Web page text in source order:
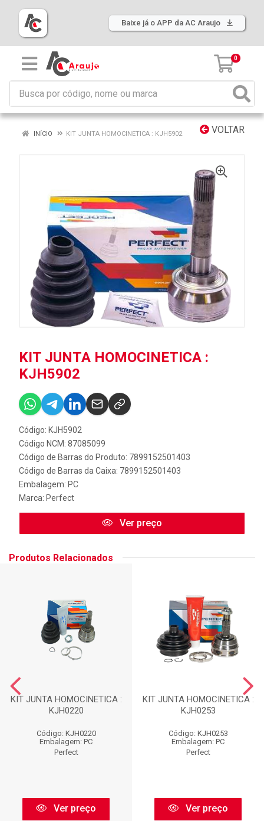
Baixe já o APP da AC Araujo
0
VOLTAR
INÍCIO KIT JUNTA HOMOCINETICA : KJH5902
KIT JUNTA HOMOCINETICA :
KJH5902
Código: KJH5902
Código NCM: 87085099
Código de Barras do Produto: 7899152501403
Código de Barras da Caixa: 7899152501403
Embalagem: PC
Marca: Perfect
Ver preço
Produtos Relacionados
KIT JUNTA HOMOCINETICA :
KJH0220
Código: KJH0220
Embalagem: PC
Perfect
Ver preço
KIT JUNTA HOMOCINETICA :
KJH0253
Código: KJH0253
Embalagem: PC
Perfect
Ver preço